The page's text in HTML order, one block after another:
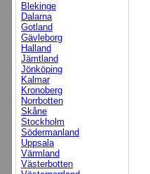
Blekinge
Dalarna
Gotland
Gävleborg
Halland
Jämtland
Jönköping
Kalmar
Kronoberg
Norrbotten
Skåne
Stockholm
Södermanland
Uppsala
Värmland
Västerbotten